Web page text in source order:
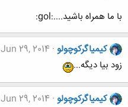
با ما همراه باشید....:gol:
کیمیاگرکوچولو Jun 29, 2014
زود بیا دیگه...
کیمیاگرکوچولو Jun 29, 2014